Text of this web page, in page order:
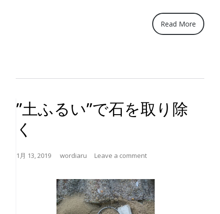
し
効
中
か
ら
Read More
”土ふるい”で石を取り除
く
1月 13, 2019 wordiaru Leave a comment